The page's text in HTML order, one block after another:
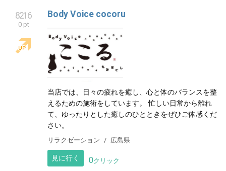
8216
0 pt
Body Voice cocoru
当店では、日々の疲れを癒し、心と体のバランスを整
えるための施術をしています。 忙しい日常から離れ
て、ゆったりとした癒しのひとときをぜひご体感くだ
さい。
リラクゼーション 広島県
見に行く 0クリック